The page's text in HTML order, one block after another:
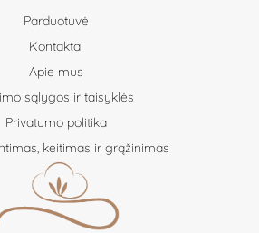
Parduotuvė
Kontaktai
Apie mus
sąlygos ir taisyklės
Privatumo politika
keitimas ir grąžinimas